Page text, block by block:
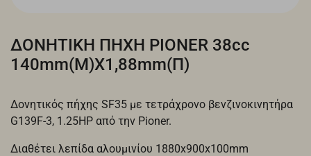
ΔΟΝΗΤΙΚΗ ΠΗΧΗ PIONER 38cc
140mm(M)X1,88mm(Π)
Δονητικός πήχης SF35 με τετράχρονο βενζινοκινητήρα
G139F-3, 1.25HP από την Pioner.
Διαθέτει λεπίδα αλουμινίου 1880x900x100mm